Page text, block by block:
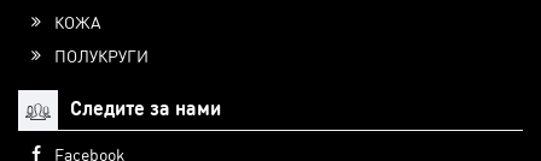
КОЖА
ПОЛУКРУГИ
Следите за нами
Facebook